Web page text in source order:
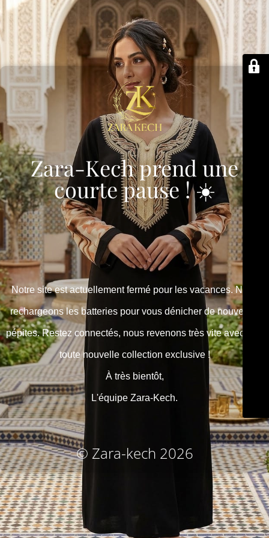
Zara-Kech prend une
courte pause ! ☀️
Notre site est actuellement fermé pour les vacances. Nous
rechargeons les batteries pour vous dénicher de nouvelles
pépites. Restez connectés, nous revenons très vite avec une
toute nouvelle collection exclusive !
À très bientôt,
L'équipe Zara-Kech.
© Zara-kech 2026